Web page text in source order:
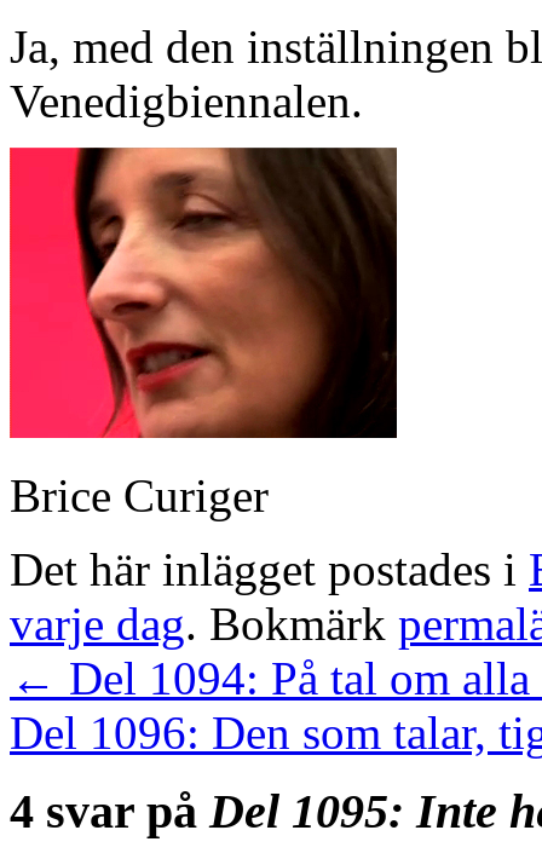
Ja, med den inställningen
Venedigbiennalen.
Brice Curiger
Det här inlägget postades i
varje dag. Bokmärk
← Del 1094: På tal om alla
Del 1096: Den som talar,
4 svar på Del 1095: Inte